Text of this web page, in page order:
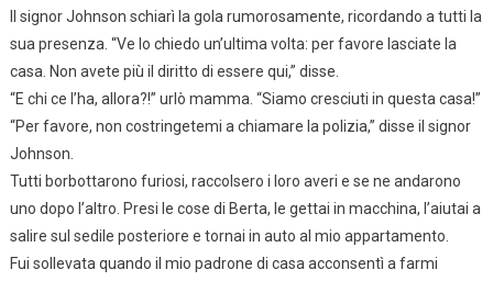
Il signor Johnson schiarì la gola rumorosamente, ricordando a tutti la
sua presenza. “Ve lo chiedo un’ultima volta: per favore lasciate la
casa. Non avete più il diritto di essere qui,” disse.
“E chi ce l’ha, allora?!” urlò mamma. “Siamo cresciuti in questa casa!”
“Per favore, non costringetemi a chiamare la polizia,” disse il signor
Johnson.
Tutti borbottarono furiosi, raccolsero i loro averi e se ne andarono
uno dopo l’altro. Presi le cose di Berta, le gettai in macchina, l’aiutai a
salire sul sedile posteriore e tornai in auto al mio appartamento.
Fui sollevata quando il mio padrone di casa acconsentì a farmi